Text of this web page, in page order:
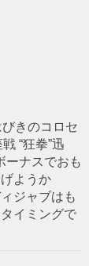
きのコロセ
“狂拳”迅
ーナスでおも
ようか
ジャブはも
イミングで